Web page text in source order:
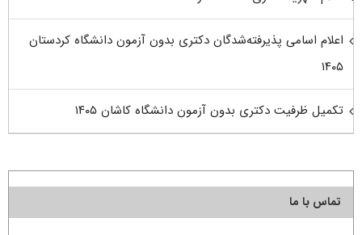
اعلام اسامی پذیرفته‌شدگان دکتری بدون آزمون دانشگاه کردستان
۱۴۰۵
تکمیل ظرفیت دکتری بدون آزمون دانشگاه کاشان ۱۴۰۵
تماس با ما